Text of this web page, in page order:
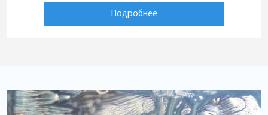
Подробнее